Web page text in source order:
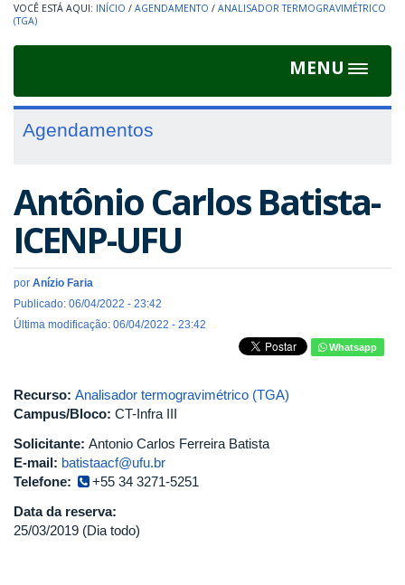
INÍCIO / AGENDAMENTO / ANALISADOR TERMOGRAVIMÉTRICO
(TGA)
MENU
Toggle
Agendamentos
Antônio Carlos Batista-
ICENP-UFU
por Anízio Faria
Publicado: 06/04/2022 - 23:42
Última modificação: 06/04/2022 - 23:42
Whatsapp
Recurso: Analisador termogravimétrico (TGA)
Campus/Bloco: CT-Infra III
Solicitante: Antonio Carlos Ferreira Batista
E-mail: batistaacf@ufu.br
Telefone:
+55 34 3271-5251
Data da reserva:
25/03/2019 (Dia todo)